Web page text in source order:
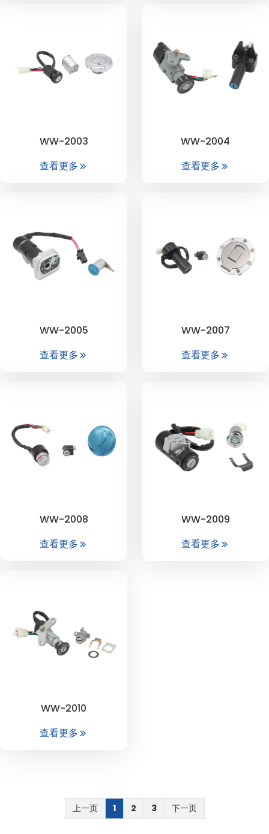
WW-2003
查看更多
WW-2004
查看更多
WW-2005
查看更多
WW-2007
查看更多
WW-2008
查看更多
WW-2009
查看更多
WW-2010
查看更多
上一页 1 2 3 下一页